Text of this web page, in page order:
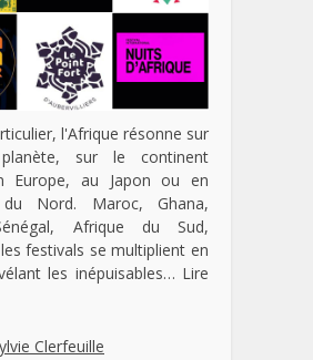
l'Afrique résonne sur
sur le continent
Europe, au Japon ou en
du Nord. Maroc, Ghana,
Afrique du Sud,
festivals se multiplient en
les inépuisables… Lire
Clerfeuille